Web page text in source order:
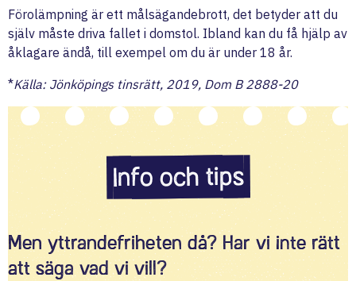
Förolämpning är ett målsägandebrott, det betyder att du
själv måste driva fallet i domstol. Ibland kan du få hjälp av
åklagare ändå, till exempel om du är under 18 år.
*Källa: Jönköpings tinsrätt, 2019, Dom B 2888-20
Info och tips
Men yttrandefriheten då? Har vi inte rätt
att säga vad vi vill?